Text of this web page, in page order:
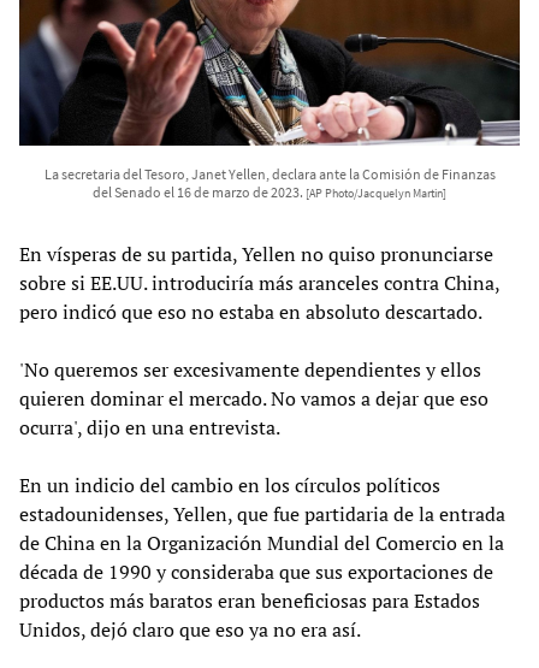
La secretaria del Tesoro, Janet Yellen, declara ante la Comisión de Finanzas
del Senado el 16 de marzo de 2023. [AP Photo/Jacquelyn Martin]
En vísperas de su partida, Yellen no quiso pronunciarse
sobre si EE.UU. introduciría más aranceles contra China,
pero indicó que eso no estaba en absoluto descartado.
'No queremos ser excesivamente dependientes y ellos
quieren dominar el mercado. No vamos a dejar que eso
ocurra', dijo en una entrevista.
En un indicio del cambio en los círculos políticos
estadounidenses, Yellen, que fue partidaria de la entrada
de China en la Organización Mundial del Comercio en la
década de 1990 y consideraba que sus exportaciones de
productos más baratos eran beneficiosas para Estados
Unidos, dejó claro que eso ya no era así.